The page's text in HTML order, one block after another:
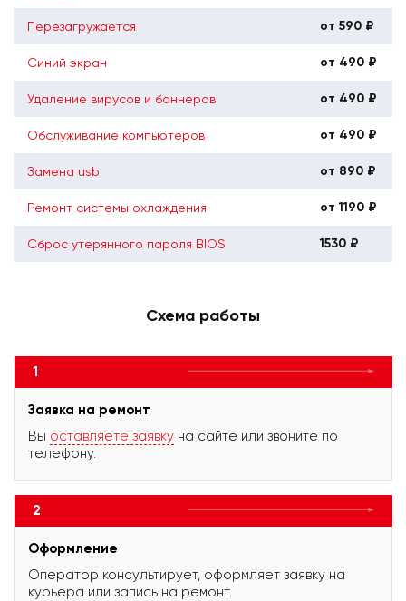
Перезагружается от 590 ₽
Синий экран от 490 ₽
Удаление вирусов и баннеров от 490 ₽
Обслуживание компьютеров от 490 ₽
Замена usb от 890 ₽
Ремонт системы охлаждения от 1190 ₽
Сброс утерянного пароля BIOS 1530 ₽
Схема работы
1
Заявка на ремонт
Вы оставляете заявку на сайте или звоните по
телефону.
2
Оформление
Оператор консультирует, оформляет заявку на
курьера или запись на ремонт.